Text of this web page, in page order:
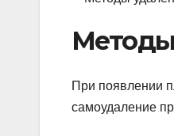
Методы
При появлении
самоудаление